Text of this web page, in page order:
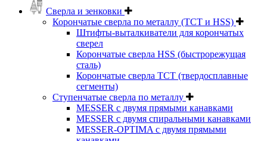
Сверла и зенковки
Корончатые сверла по металлу (TCT и HSS)
Штифты-выталкиватели для корончатых
сверел
Корончатые сверла HSS (быстрорежущая
сталь)
Корончатые сверла TCT (твердосплавные
сегменты)
Ступенчатые сверла по металлу
MESSER с двумя прямыми канавками
MESSER с двумя спиральными канавками
MESSER-OPTIMA с двумя прямыми